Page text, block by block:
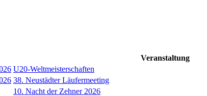
Veranstaltung
U20-Weltmeisterschaften
38. Neustädter Läufermeeting
10. Nacht der Zehner 2026